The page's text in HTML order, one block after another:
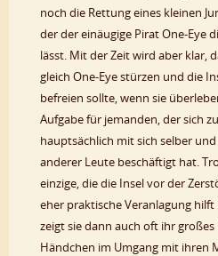
noch die Rettung eines kleinen
der der einäugige Pirat One-Eye
lässt. Mit der Zeit wird aber klar,
gleich One-Eye stürzen und die
befreien sollte, wenn sie
Aufgabe für jemanden, der sich
hauptsächlich mit sich selber
anderer Leute beschäftigt hat.
einzige, die die Insel vor der
eher praktische Veranlagung
zeigt sie dann auch oft ihr
Händchen im Umgang mit ihren